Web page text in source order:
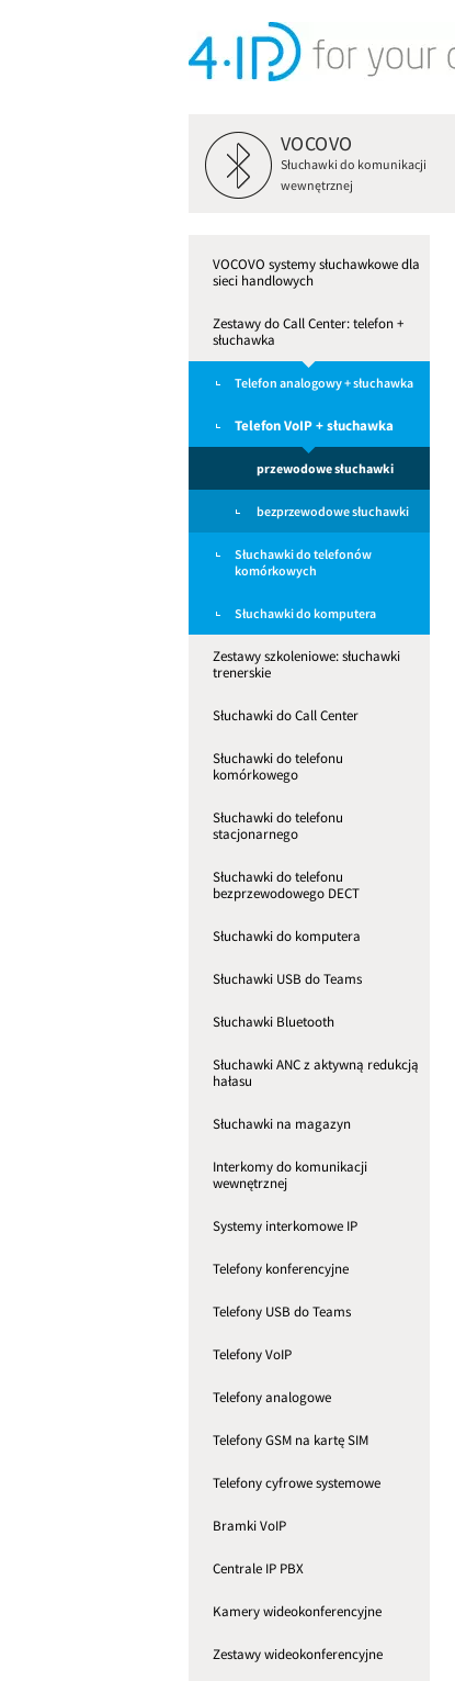
VOCOVO
Słuchawki do komunikacji
wewnętrznej
VOCOVO systemy słuchawkowe dla
sieci handlowych
Zestawy do Call Center: telefon +
słuchawka
Telefon analogowy + słuchawka
Telefon VoIP + słuchawka
przewodowe słuchawki
bezprzewodowe słuchawki
Słuchawki do telefonów
komórkowych
Słuchawki do komputera
Zestawy szkoleniowe: słuchawki
trenerskie
Słuchawki do Call Center
Słuchawki do telefonu
komórkowego
Słuchawki do telefonu
stacjonarnego
Słuchawki do telefonu
bezprzewodowego DECT
Słuchawki do komputera
Słuchawki USB do Teams
Słuchawki Bluetooth
Słuchawki ANC z aktywną redukcją
hałasu
Słuchawki na magazyn
Interkomy do komunikacji
wewnętrznej
Systemy interkomowe IP
Telefony konferencyjne
Telefony USB do Teams
Telefony VoIP
Telefony analogowe
Telefony GSM na kartę SIM
Telefony cyfrowe systemowe
Bramki VoIP
Centrale IP PBX
Kamery wideokonferencyjne
Zestawy wideokonferencyjne